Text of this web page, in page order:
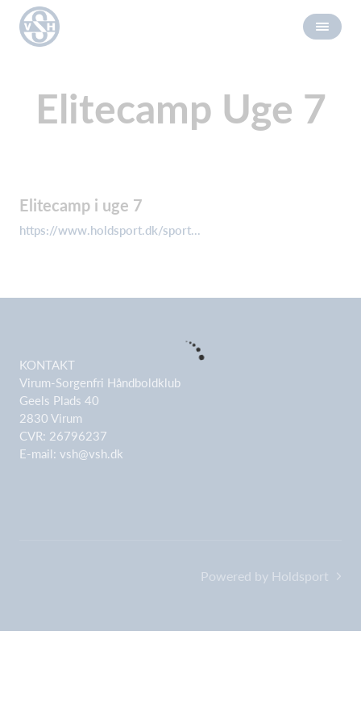
Elitecamp Uge 7
Elitecamp i uge 7
https://www.holdsport.dk/sport...
KONTAKT
Virum-Sorgenfri Håndboldklub
Geels Plads 40
2830 Virum
CVR: 26796237
E-mail: vsh@vsh.dk
Powered by Holdsport